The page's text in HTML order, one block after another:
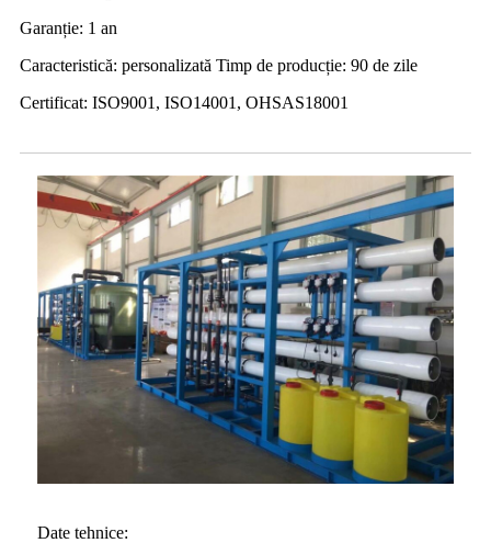
Garanție: 1 an
Caracteristică: personalizată Timp de producție: 90 de zile
Certificat: ISO9001, ISO14001, OHSAS18001
Date tehnice: